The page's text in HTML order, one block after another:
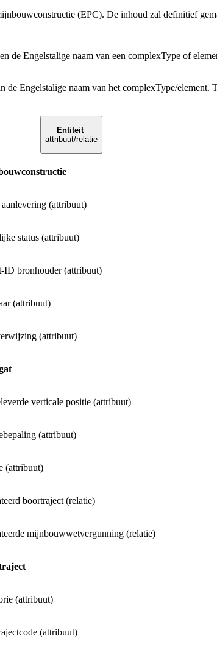
(EPC). De inhoud zal definitief
de Engelstalige naam van een complexType of
de Engelstalige naam van het complexType/
Entiteit
attribuut/relatie
aanlevering (attribuut)
status (attribuut)
ID bronhouder (attribuut)
(attribuut)
(attribuut)
verticale positie (attribuut)
(attribuut)
(attribuut)
boortraject (relatie)
mijnbouwwetvergunning (relatie)
(attribuut)
(attribuut)